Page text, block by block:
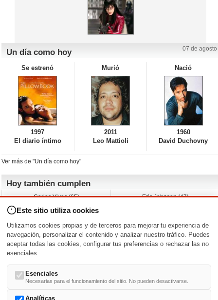
Noticias
Iniciar sesión Crear cuenta
Un día como hoy 07 de agosto
Se estrenó
1997
El diario íntimo
Murió
2011
Leo Mattioli
Nació
1960
David Duchovny
Ver más de "Un día como hoy"
Hoy también cumplen
Carlos Vives (65)
Nicholas Ray (-)
Charlize Theron (51)
Maggie Wheeler (65)
Eric Johnson (47)
Wayne Knight (71)
Michael Shannon (52)
Nacimientos y estrenos en la fecha
DD/MM /
Este sitio utiliza cookies
Utilizamos cookies propias y de terceros para mejorar tu experiencia de
navegación, personalizar el contenido y analizar nuestro tráfico. Puedes
aceptar todas las cookies, configurar tus preferencias o rechazar las no
esenciales.
Esenciales
Necesarias para el funcionamiento del sitio. No pueden desactivarse.
Analíticas